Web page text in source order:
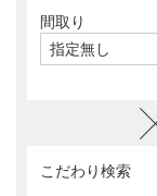
間取り
こだわり検索